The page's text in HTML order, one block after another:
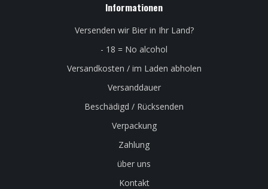
Informationen
Versenden wir Bier in Ihr Land?
- 18 = No alcohol
Versandkosten / im Laden abholen
Versanddauer
Beschädigd / Rücksenden
Verpackung
Zahlung
über uns
Kontakt